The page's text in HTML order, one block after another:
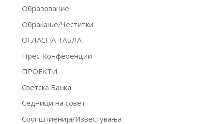
Образование
Обраќање/Честитки
ОГЛАСНА ТАБЛА
Прес-Конференции
ПРОЕКТИ
Светска Банка
Седници на совет
Соопштиенија/Известувања